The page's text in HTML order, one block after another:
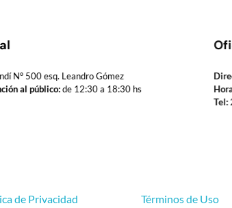
Nº 500 esq. Leandro Gómez
al público:de 12:30 a 18:30 hs
Tel:
de Privacidad Términos de Uso